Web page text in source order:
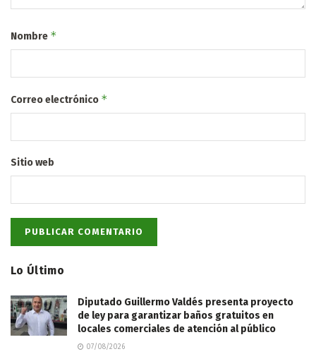
Nombre *
Correo electrónico *
Sitio web
Lo Último
Diputado Guillermo Valdés presenta proyecto
de ley para garantizar baños gratuitos en
locales comerciales de atención al público
07/08/2026